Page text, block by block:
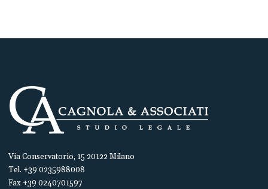
Via Conservatorio, 15 20122 Milano
Tel. +39 0235988008
Fax +39 0240701597